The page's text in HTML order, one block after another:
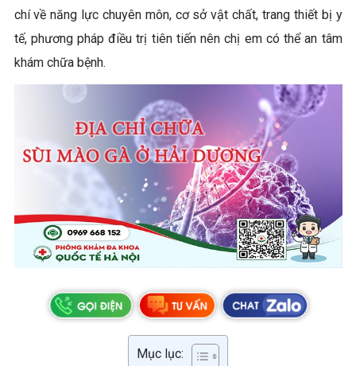
chí về năng lực chuyên môn, cơ sở vật chất, trang thiết bị y
tế, phương pháp điều trị tiên tiến nên chị em có thể an tâm
khám chữa bệnh.
Mục lục: